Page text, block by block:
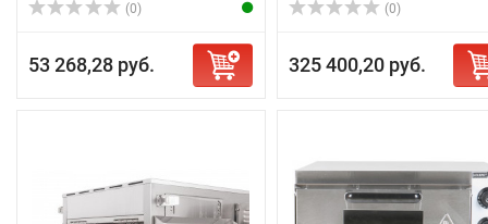
(0)
53 268,28 руб.
(0)
325 400,20 руб.